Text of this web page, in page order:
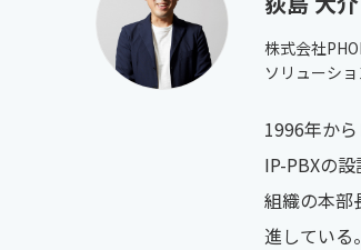
株式会社
ソリューシ
1996年か
IP-PBXの
組織の本部
進している。